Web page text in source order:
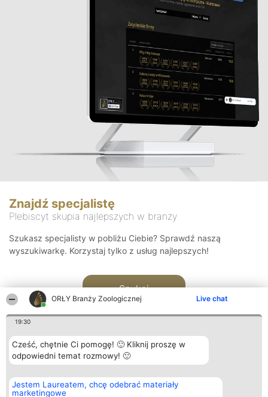
ORŁY Branży Zoologicznej Live chat
19:30
Cześć, chętnie Ci pomogę! 🙂 Kliknij proszę w
odpowiedni temat rozmowy! 🙂
Jestem Laureatem, chcę odebrać materiały
marketingowe
Znajdź specjalistę
Plebiscyt skupia najlepszych w branży
Szukasz specjalisty w pobliżu Ciebie? Sprawdź naszą
wyszukiwarkę. Korzystaj tylko z usług najlepszych!
Szukaj
Organizator plebiscytu
Bright Side Solutions sp. z o.
o. sp. k.
Plebiscyt
Laureaci
Kontakt
Kontakt